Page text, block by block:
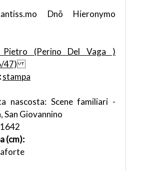
Dnõ Hieronymo
Pietro (Perino Del Vaga )
47)
stampa
nascosta: Scene familiari -
San Giovannino
1642
(cm):